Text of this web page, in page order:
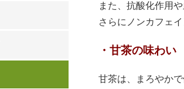
また、抗酸化作用
さらにノンカフェ
・甘茶の味わい
甘茶は、まろやか